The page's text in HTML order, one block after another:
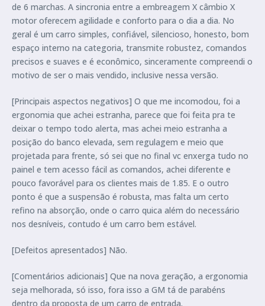
de 6 marchas. A sincronia entre a embreagem X câmbio X
motor oferecem agilidade e conforto para o dia a dia. No
geral é um carro simples, confiável, silencioso, honesto, bom
espaço interno na categoria, transmite robustez, comandos
precisos e suaves e é econômico, sinceramente compreendi o
motivo de ser o mais vendido, inclusive nessa versão.
[Principais aspectos negativos] O que me incomodou, foi a
ergonomia que achei estranha, parece que foi feita pra te
deixar o tempo todo alerta, mas achei meio estranha a
posição do banco elevada, sem regulagem e meio que
projetada para frente, só sei que no final vc enxerga tudo no
painel e tem acesso fácil as comandos, achei diferente e
pouco favorável para os clientes mais de 1.85. E o outro
ponto é que a suspensão é robusta, mas falta um certo
refino na absorção, onde o carro quica além do necessário
nos desníveis, contudo é um carro bem estável.
[Defeitos apresentados] Não.
[Comentários adicionais] Que na nova geração, a ergonomia
seja melhorada, só isso, fora isso a GM tá de parabéns
dentro da proposta de um carro de entrada.